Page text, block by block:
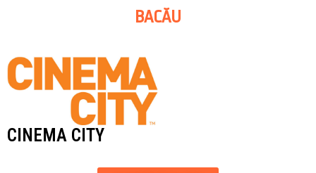
BACĂU
CINEMA CITY